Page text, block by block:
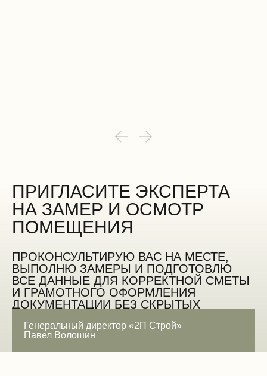
ПРИГЛАСИТЕ ЭКСПЕРТА
НА ЗАМЕР И ОСМОТР
ПОМЕЩЕНИЯ
ПРОКОНСУЛЬТИРУЮ ВАС НА МЕСТЕ,
ВЫПОЛНЮ ЗАМЕРЫ И ПОДГОТОВЛЮ
ВСЕ ДАННЫЕ ДЛЯ КОРРЕКТНОЙ СМЕТЫ
И ГРАМОТНОГО ОФОРМЛЕНИЯ
ДОКУМЕНТАЦИИ БЕЗ СКРЫТЫХ
Генеральный директор «2П Строй»
Павел Волошин